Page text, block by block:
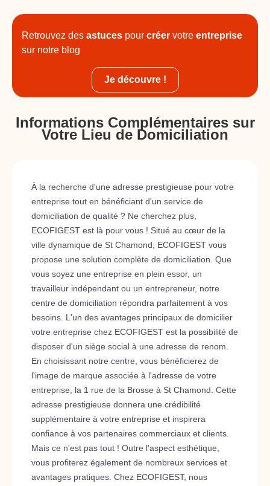
Retrouvez des astuces pour créer votre entreprise
sur notre blog
Je découvre !
Informations Complémentaires sur
Votre Lieu de Domiciliation
À la recherche d'une adresse prestigieuse pour votre
entreprise tout en bénéficiant d'un service de
domiciliation de qualité ? Ne cherchez plus,
ECOFIGEST est là pour vous ! Situé au cœur de la
ville dynamique de St Chamond, ECOFIGEST vous
propose une solution complète de domiciliation. Que
vous soyez une entreprise en plein essor, un
travailleur indépendant ou un entrepreneur, notre
centre de domiciliation répondra parfaitement à vos
besoins. L'un des avantages principaux de domicilier
votre entreprise chez ECOFIGEST est la possibilité de
disposer d'un siège social à une adresse de renom.
En choisissant notre centre, vous bénéficierez de
l'image de marque associée à l'adresse de votre
entreprise, la 1 rue de la Brosse à St Chamond. Cette
adresse prestigieuse donnera une crédibilité
supplémentaire à votre entreprise et inspirera
confiance à vos partenaires commerciaux et clients.
Mais ce n'est pas tout ! Outre l'aspect esthétique,
vous profiterez également de nombreux services et
avantages pratiques. Chez ECOFIGEST, nous